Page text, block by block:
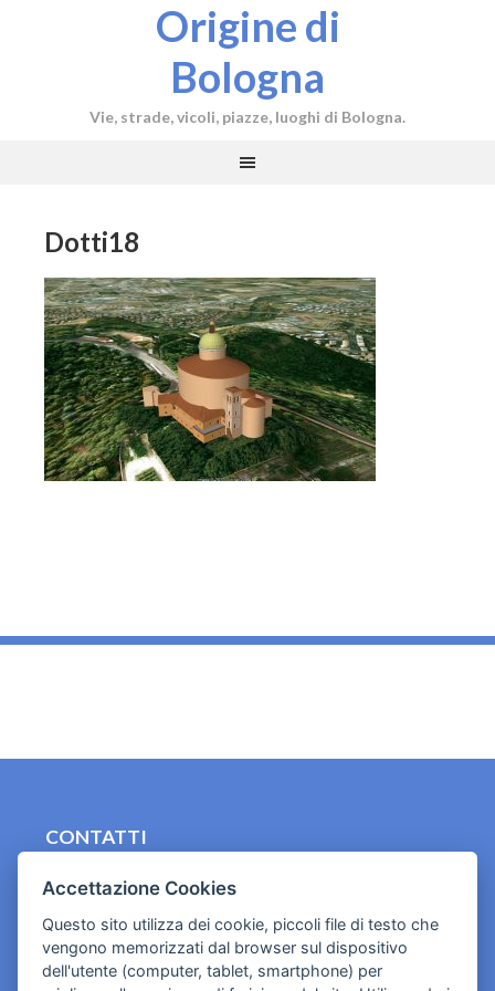
Origine di
Bologna
Vie, strade, vicoli, piazze, luoghi di Bologna.
Dotti18
CONTATTI
Cookies e informativa privacy
Accettazione Cookies
Questo sito utilizza dei cookie, piccoli file di testo che
vengono memorizzati dal browser sul dispositivo
dell'utente (computer, tablet, smartphone) per